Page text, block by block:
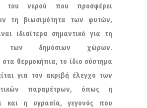
του νερού που προσφέρει
τη βιωσιμότητα των φυτών,
ιδιαίτερα σημαντικό για τη
των δημόσιων χώρων.
θερμοκήπια, το ίδιο σύστημα
για τον ακριβή έλεγχο των
παραμέτρων, όπως η
και η υγρασία, γεγονός που